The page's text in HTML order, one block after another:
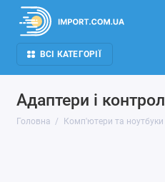
ВСІ КАТЕГОРІЇ
Адаптери і
Головна Комп'ютери та ноутбуки